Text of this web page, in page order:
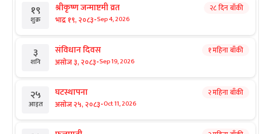
१९
शुक्र
श्रीकृष्ण जन्माष्टमी व्रत
भाद्र १९, २०८३-Sep 4, 2026
२८ दिन बाँकी
३
शनि
संविधान दिवस
असोज ३, २०८३-Sep 19, 2026
१ महिना बाँकी
२५
आइत
घटस्थापना
असोज २५, २०८३-Oct 11, 2026
२ महिना बाँकी